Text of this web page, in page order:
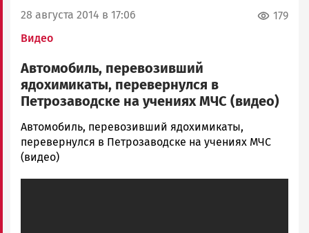
28 августа 2014 в 17:06
Видео
179
Автомобиль, перевозивший
ядохимикаты, перевернулся в
Петрозаводске на учениях МЧС (видео)
admintimur
Новости
Петрозаводска
Автомобиль, перевозивший ядохимикаты,
перевернулся в Петрозаводске на учениях МЧС
(видео)